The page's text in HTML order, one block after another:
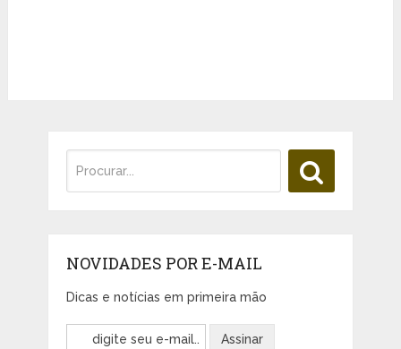
NOVIDADES POR E-MAIL
Dicas e notícias em primeira mão